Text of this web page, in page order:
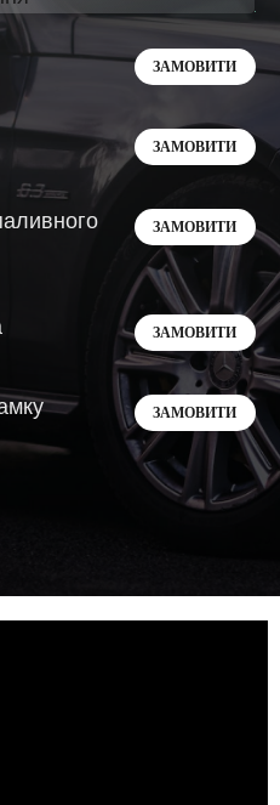
ЗАМОВИТИ
ЗАМОВИТИ
ЗАМОВИТИ
ЗАМОВИТИ
ЗАМОВИТИ